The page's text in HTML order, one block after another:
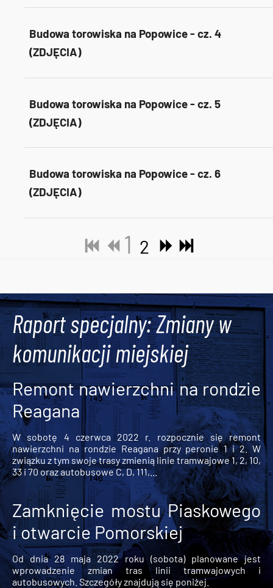
Budowa torowiska na Popowice - cz. 4
(ZDJĘCIA)
Budowa torowiska na Popowice - cz. 5
(ZDJĘCIA)
Budowa torowiska na Popowice - cz. 6
(ZDJĘCIA)
1 2
Raport specjalny: Zmiany w
komunikacji miejskiej
Remont nawierzchni na rondzie
Reagana
W sobotę 4 czerwca 2022 r. rozpocznie się remont
nawierzchni na rondzie Reagana przy peronie 1 i 2. W
związku z tym swoje trasy zmienią linie tramwajowe 1, 2, 10,
33 i 70 oraz autobusowe C, D, 111,...
Zamknięcie mostu Piaskowego
i otwarcie Pomorskiej
Od dnia 28 maja 2022 roku (sobota) planowane jest
wprowadzenie zmian tras linii tramwajowych i
autobusowych. Szczegóły znajdują się poniżej.